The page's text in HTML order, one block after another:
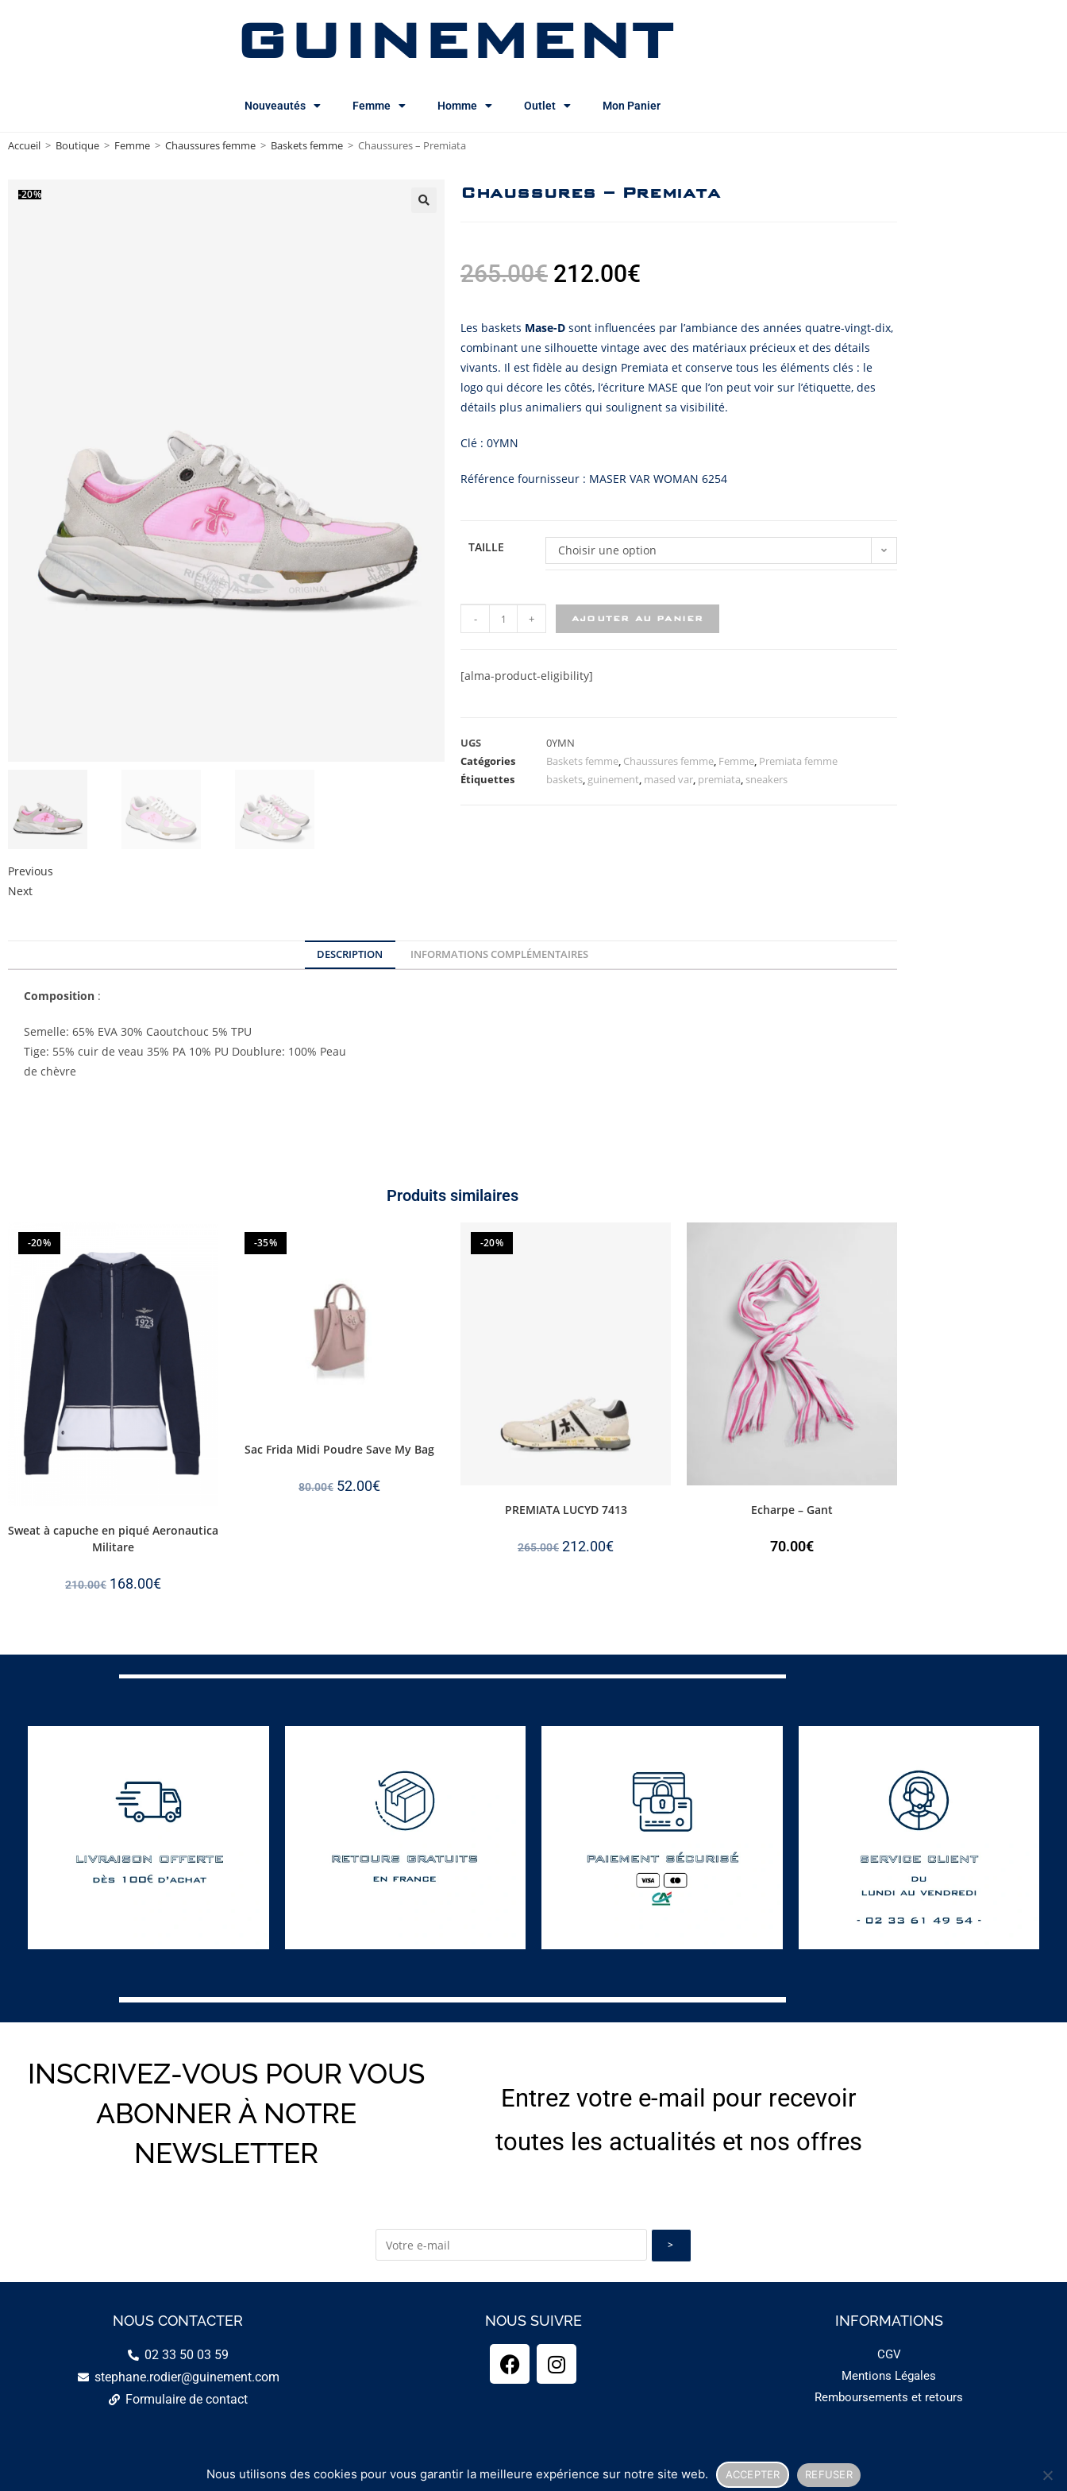
GUINEMENT
Nouveautés Femme Homme Outlet Mon Panier
Accueil > Boutique > Femme > Chaussures femme > Baskets femme > Chaussures – Premiata
-20%
Previous
Next
Chaussures – Premiata
265.00€ 212.00€
Les baskets Mase-D sont influencées par l’ambiance des années quatre-vingt-dix,
combinant une silhouette vintage avec des matériaux précieux et des détails
vivants. Il est fidèle au design Premiata et conserve tous les éléments clés : le
logo qui décore les côtés, l’écriture MASE que l’on peut voir sur l’étiquette, des
détails plus animaliers qui soulignent sa visibilité.
Clé : 0YMN
Référence fournisseur : MASER VAR WOMAN 6254
TAILLE Choisir une option
- + AJOUTER AU PANIER
[alma-product-eligibility]
UGS
0YMN
Catégories
Baskets femme, Chaussures femme, Femme, Premiata femme
Étiquettes
baskets, guinement, mased var, premiata, sneakers
DESCRIPTION INFORMATIONS COMPLÉMENTAIRES
Composition :
Semelle: 65% EVA 30% Caoutchouc 5% TPU
Tige: 55% cuir de veau 35% PA 10% PU Doublure: 100% Peau
de chèvre
Produits similaires
-20%
Sweat à capuche en piqué Aeronautica
Militare
210.00€ 168.00€
-35%
Sac Frida Midi Poudre Save My Bag
80.00€ 52.00€
-20%
PREMIATA LUCYD 7413
265.00€ 212.00€
Echarpe – Gant
70.00€
INSCRIVEZ-VOUS POUR VOUS
ABONNER À NOTRE
NEWSLETTER
Entrez votre e-mail pour recevoir
toutes les actualités et nos offres
NOUS CONTACTER
02 33 50 03 59
stephane.rodier@guinement.com
Formulaire de contact
NOUS SUIVRE INFORMATIONS
CGV
Mentions Légales
Remboursements et retours
Copyright 2025 - GUINEMENT
Nous utilisons des cookies pour vous garantir la meilleure expérience sur notre site web. ACCEPTER REFUSER